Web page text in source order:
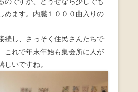
めます。内臓１０００曲入りの
続し、さっそく住民さんたちで
これで年末年始も集会所に人が
いですね。